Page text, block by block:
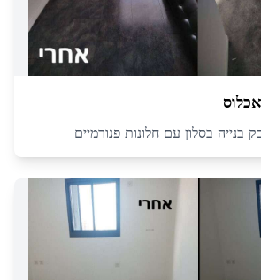
בנייה בסלון עם חלונות פנורמיים